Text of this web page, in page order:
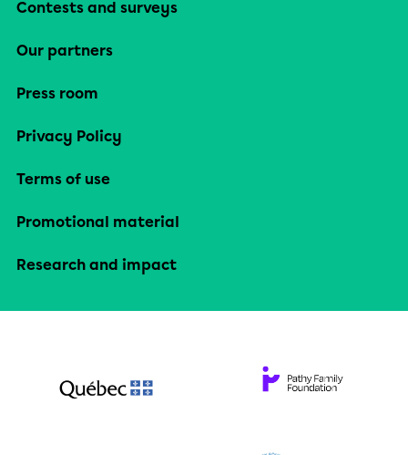
Contests and surveys
Our partners
Press room
Privacy Policy
Terms of use
Promotional material
Research and impact